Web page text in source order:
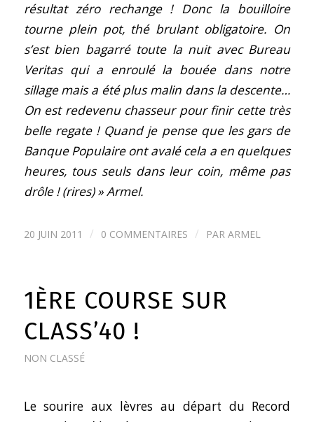
résultat zéro rechange ! Donc la bouilloire
tourne plein pot, thé brulant obligatoire. On
s’est bien bagarré toute la nuit avec Bureau
Veritas qui a enroulé la bouée dans notre
sillage mais a été plus malin dans la descente…
On est redevenu chasseur pour finir cette très
belle regate ! Quand je pense que les gars de
Banque Populaire ont avalé cela a en quelques
heures, tous seuls dans leur coin, même pas
drôle ! (rires) » Armel.
20 JUIN 2011 / 0 COMMENTAIRES / PAR ARMEL
1ÈRE COURSE SUR
CLASS’40 !
NON CLASSÉ
Le sourire aux lèvres au départ du Record